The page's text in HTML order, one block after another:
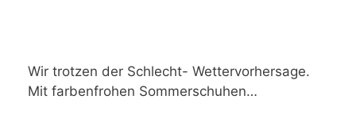
Wir trotzen der Schlecht- Wettervorhersage.
Mit farbenfrohen Sommerschuhen…